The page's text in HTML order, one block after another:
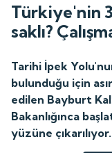
Türkiye'nin
saklı?
Tarihi İpek
bulunduğu için
edilen Bayburt
Bakanlığınca
yüzüne çıkarılıyor.